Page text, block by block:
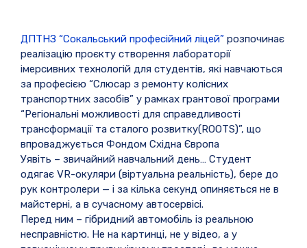
ДПТНЗ “Сокальський професійний ліцей” розпочинає
реалізацію проєкту створення лабораторії
імерсивних технологій для студентів, які навчаються
за професією “Слюсар з ремонту колісних
транспортних засобів” у рамках грантової програми
“Регіональні можливості для справедливості
трансформації та сталого розвитку(ROOTS)”, що
впроваджується Фондом Східна Європа
Уявіть – звичайний навчальний день… Студент
одягає VR-окуляри (віртуальна реальність), бере до
рук контролери — і за кілька секунд опиняється не в
майстерні, а в сучасному автосервісі.
Перед ним – гібридний автомобіль із реальною
несправністю. Не на картинці, не у відео, а у